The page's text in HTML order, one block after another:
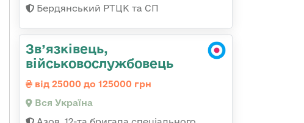
Бердянський РТЦК та СП
Зв’язківець,
військовослужбовець
від 25000 до 125000 грн
Вся Україна